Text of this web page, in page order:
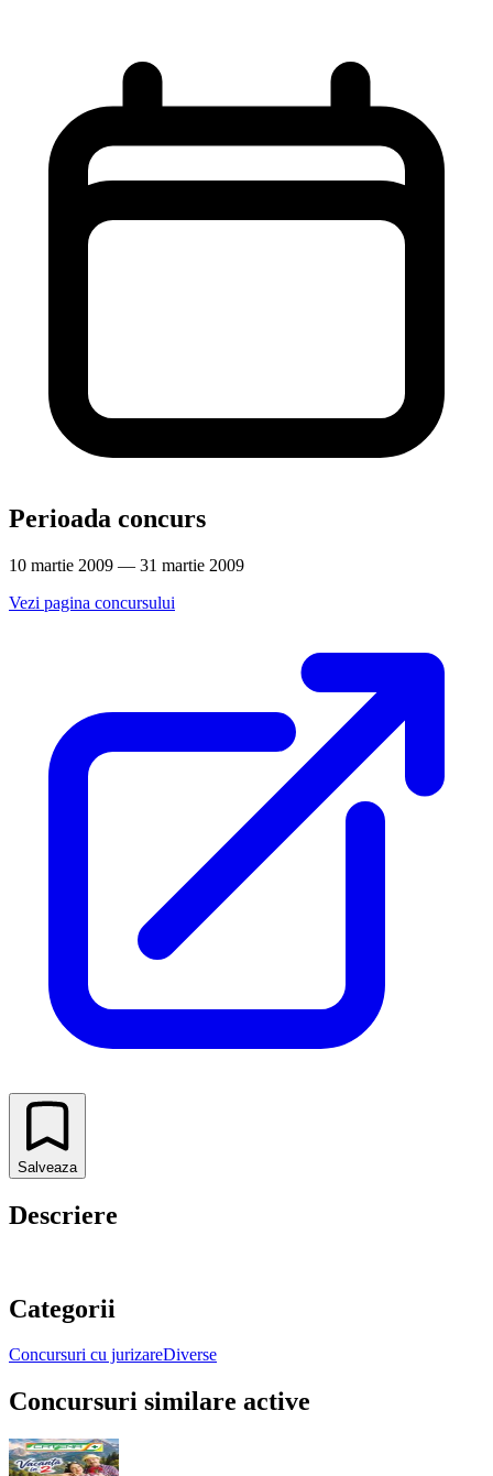
Perioada concurs
10 martie 2009 — 31 martie 2009
Vezi pagina concursului
Salveaza
Descriere
Categorii
Concursuri cu jurizareDiverse
Concursuri similare active